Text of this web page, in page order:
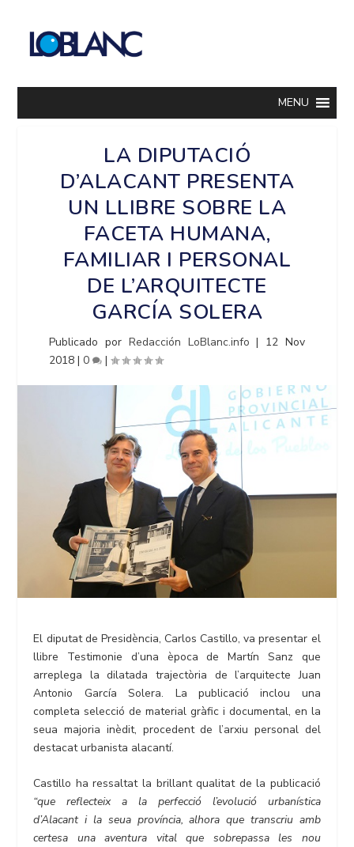
MENU
LA DIPUTACIÓ
D’ALACANT PRESENTA
UN LLIBRE SOBRE LA
FACETA HUMANA,
FAMILIAR I PERSONAL
DE L’ARQUITECTE
GARCÍA SOLERA
Publicado por Redacción LoBlanc.info | 12 Nov
2018 |0 |
El diputat de Presidència, Carlos Castillo, va presentar el
llibre Testimonie d’una època de Martín Sanz que
arreplega la dilatada trajectòria de l’arquitecte Juan
Antonio García Solera. La publicació inclou una
completa selecció de material gràfic i documental, en la
seua majoria inèdit, procedent de l’arxiu personal del
destacat urbanista alacantí.
Castillo ha ressaltat la brillant qualitat de la publicació
“que reflecteix a la perfecció l’evolució urbanística
d’Alacant i la seua província, alhora que transcriu amb
certesa una aventura vital que sobrepassa les nou